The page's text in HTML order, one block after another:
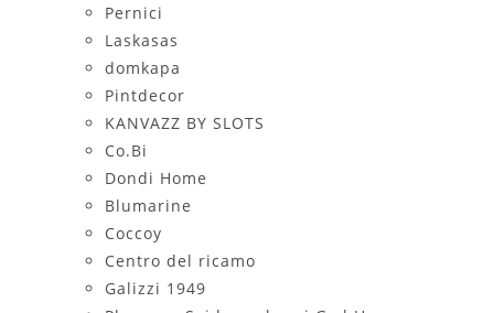
Pernici
Laskasas
domkapa
Pintdecor
KANVAZZ BY SLOTS
Co.Bi
Dondi Home
Blumarine
Coccoy
Centro del ricamo
Galizzi 1949